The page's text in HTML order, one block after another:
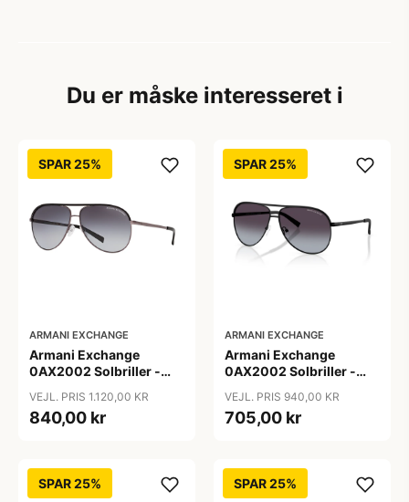
Du er måske interesseret i
SPAR 25%
ARMANI EXCHANGE
Armani Exchange
0AX2002 Solbriller -
Polariserede Linser
VEJL. PRIS 1.120,00 KR
840,00 kr
SPAR 25%
ARMANI EXCHANGE
Armani Exchange
0AX2002 Solbriller -
VEJL. PRIS 940,00 KR
705,00 kr
SPAR 25% SPAR 25%